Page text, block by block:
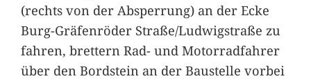
(rechts von der Absperrung) an der Ecke
Burg-Gräfenröder Straße/Ludwigstraße zu
fahren, brettern Rad- und Motorradfahrer
über den Bordstein an der Baustelle vorbei